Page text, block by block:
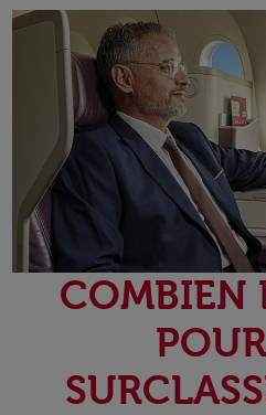
COMBIEN